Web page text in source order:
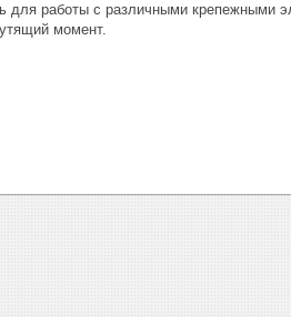
для работы с различными крепежными
момент.